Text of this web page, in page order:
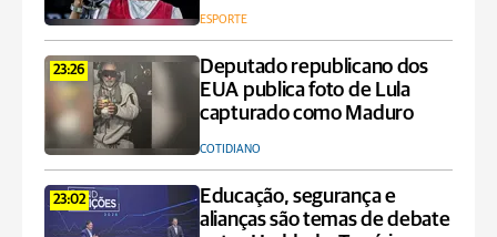
ESPORTE
23:26
Deputado republicano dos
EUA publica foto de Lula
capturado como Maduro
COTIDIANO
23:02
Educação, segurança e
alianças são temas de debate